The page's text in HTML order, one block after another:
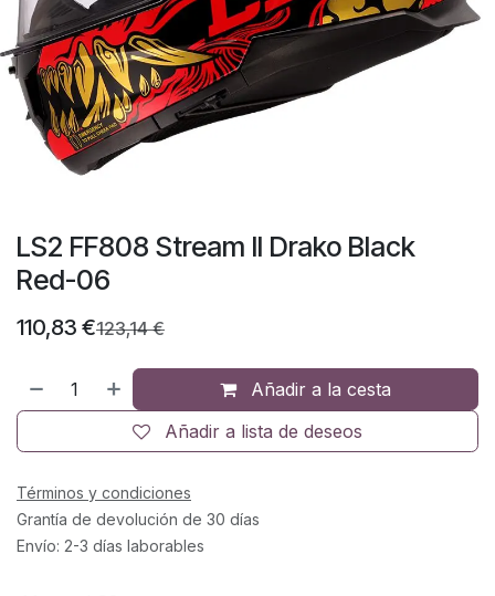
LS2 FF808 Stream II Drako Black
Red-06
110,83 €123,14€
Añadir a la cesta
Añadir a lista de deseos
Términos y condiciones
Grantía de devolución de 30 días
Envío: 2-3 días laborables